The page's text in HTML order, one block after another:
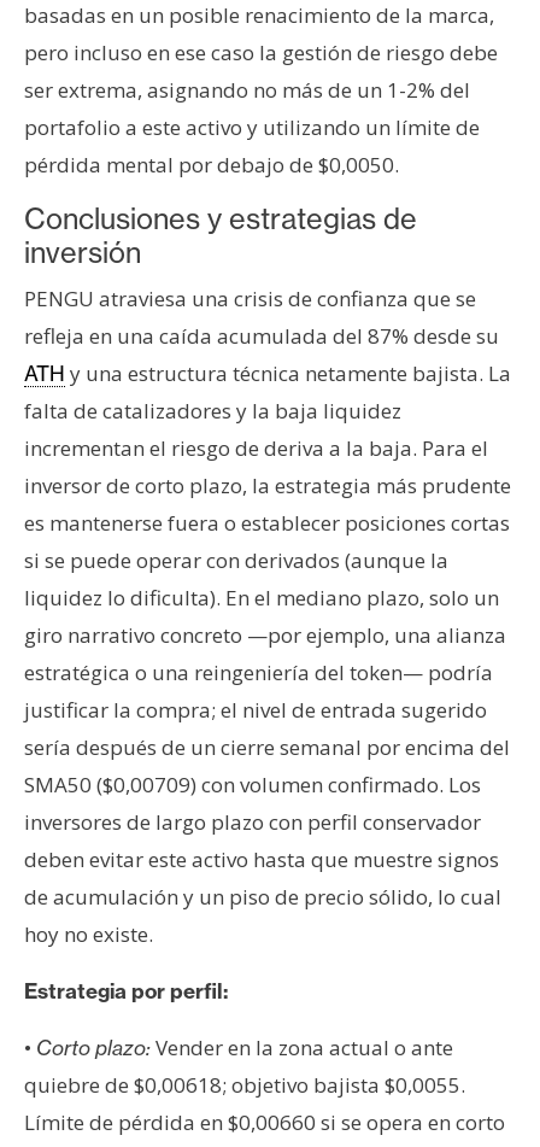
basadas en un posible renacimiento de la marca,
pero incluso en ese caso la gestión de riesgo debe
ser extrema, asignando no más de un 1-2% del
portafolio a este activo y utilizando un límite de
pérdida mental por debajo de $0,0050.
Conclusiones y estrategias de
inversión
PENGU atraviesa una crisis de confianza que se
refleja en una caída acumulada del 87% desde su
ATH y una estructura técnica netamente bajista. La
falta de catalizadores y la baja liquidez
incrementan el riesgo de deriva a la baja. Para el
inversor de corto plazo, la estrategia más prudente
es mantenerse fuera o establecer posiciones cortas
si se puede operar con derivados (aunque la
liquidez lo dificulta). En el mediano plazo, solo un
giro narrativo concreto —por ejemplo, una alianza
estratégica o una reingeniería del token— podría
justificar la compra; el nivel de entrada sugerido
sería después de un cierre semanal por encima del
SMA50 ($0,00709) con volumen confirmado. Los
inversores de largo plazo con perfil conservador
deben evitar este activo hasta que muestre signos
de acumulación y un piso de precio sólido, lo cual
hoy no existe.
Estrategia por perfil:
• Corto plazo:Vender en la zona actual o ante
quiebre de $0,00618; objetivo bajista $0,0055.
Límite de pérdida en $0,00660 si se opera en corto